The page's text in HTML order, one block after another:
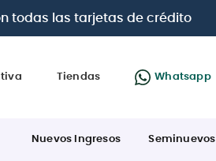
Visa, Diners, BBVA e Interbank
Tiendas Whatsapp
Nuevos Ingresos Seminuevos